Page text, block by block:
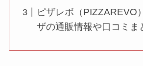
ピザレボ（PIZZAREVO
ザの通販情報や口コミま